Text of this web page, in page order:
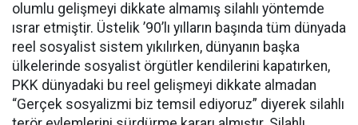
olumlu gelişmeyi dikkate almamış silahlı yöntemde
ısrar etmiştir. Üstelik ’90’lı yılların başında tüm dünyada
reel sosyalist sistem yıkılırken, dünyanın başka
ülkelerinde sosyalist örgütler kendilerini kapatırken,
PKK dünyadaki bu reel gelişmeyi dikkate almadan
“Gerçek sosyalizmi biz temsil ediyoruz” diyerek silahlı